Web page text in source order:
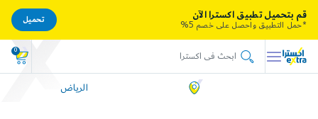
0
الرياض
قم بتحميل تطبيق اكسترا الآن
*حمل التطبيق واحصل على خصم 5%
تحميل